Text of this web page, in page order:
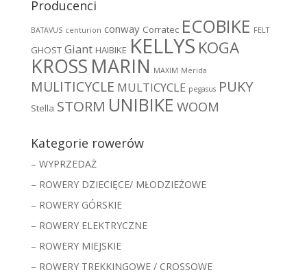
Producenci
BATAVUS centurion conway Corratec ECOBIKE FELT
GHOST Giant HAIBIKE KELLYS KOGA
KROSS MARIN MAXIM Merida
MULITICYCLE MULTICYCLE pegasus PUKY
Stella STORM UNIBIKE WOOM
Kategorie rowerów
– WYPRZEDAŻ
– ROWERY DZIECIĘCE/ MŁODZIEŻOWE
– ROWERY GÓRSKIE
– ROWERY ELEKTRYCZNE
– ROWERY MIEJSKIE
– ROWERY TREKKINGOWE / CROSSOWE